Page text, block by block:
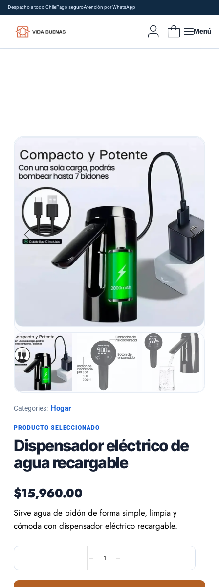
Despacho a todo ChilePago seguroAtención por WhatsApp
Menú
PRODUCTO SELECCIONADO
Dispensador eléctrico de
agua recargable
Categories: Hogar
$15,960.00
Sirve agua de bidón de forma simple, limpia y
cómoda con dispensador eléctrico recargable.